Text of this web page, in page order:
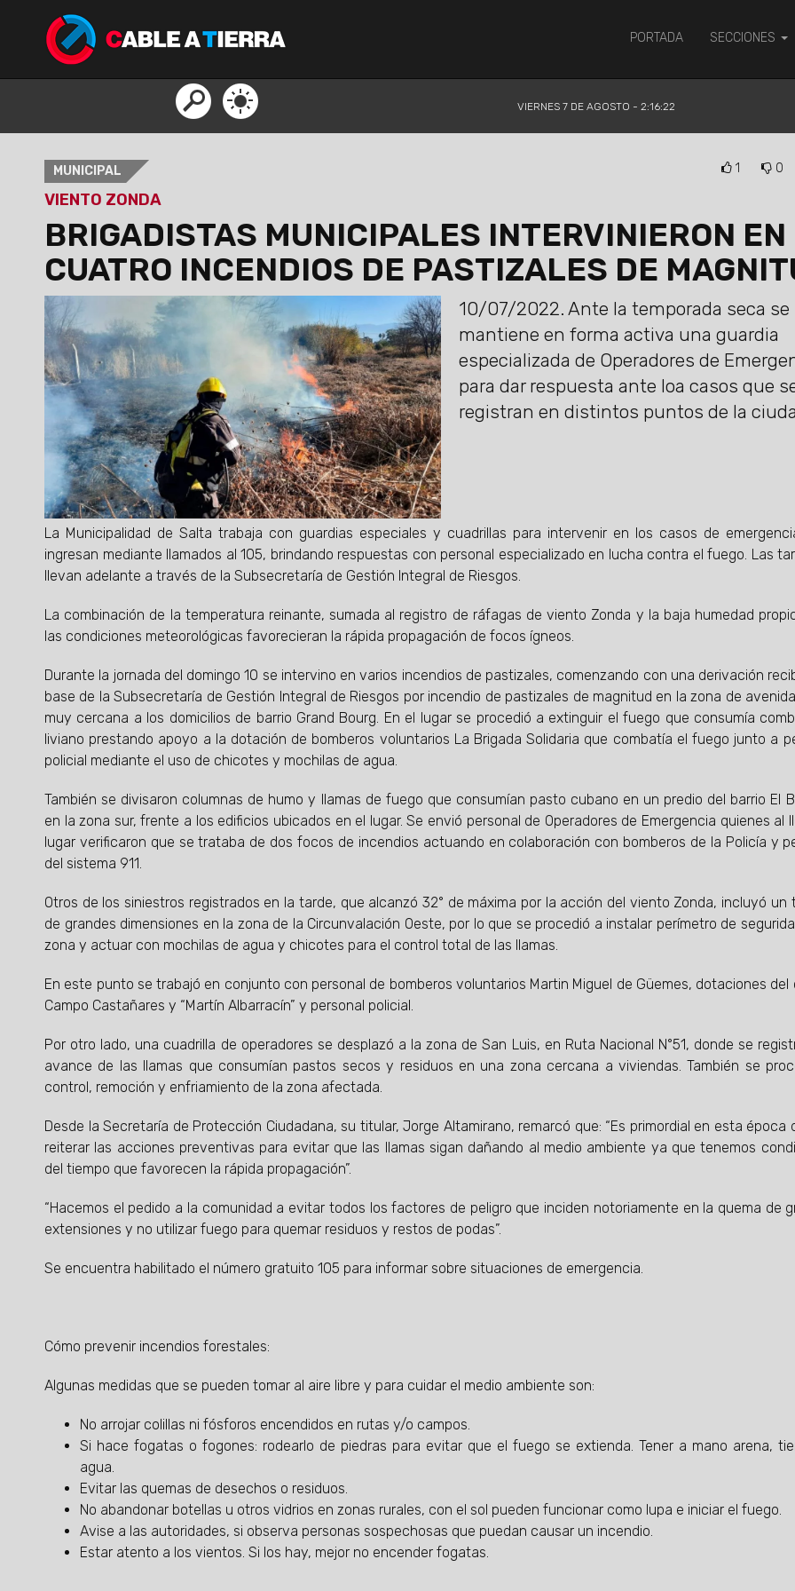
PORTADA SECCIONES
VIERNES 7 DE AGOSTO - 2:16:22
MUNICIPAL 1 0
VIENTO ZONDA
BRIGADISTAS MUNICIPALES INTERVINIERON EN
CUATRO INCENDIOS DE PASTIZALES DE
10/07/2022. Ante la temporada seca se
mantiene en forma activa una guardia
especializada de Operadores de
para dar respuesta ante loa casos que
registran en distintos puntos de la
La Municipalidad de Salta trabaja con guardias especiales y cuadrillas para intervenir en los casos de
ingresan mediante llamados al 105, brindando respuestas con personal especializado en lucha contra el fuego. Las
llevan adelante a través de la Subsecretaría de Gestión Integral de Riesgos.
La combinación de la temperatura reinante, sumada al registro de ráfagas de viento Zonda y la baja humedad
las condiciones meteorológicas favorecieran la rápida propagación de focos ígneos.
Durante la jornada del domingo 10 se intervino en varios incendios de pastizales, comenzando con una derivación
base de la Subsecretaría de Gestión Integral de Riesgos por incendio de pastizales de magnitud en la zona de
muy cercana a los domicilios de barrio Grand Bourg. En el lugar se procedió a extinguir el fuego que consumía
liviano prestando apoyo a la dotación de bomberos voluntarios La Brigada Solidaria que combatía el fuego junto a
policial mediante el uso de chicotes y mochilas de agua.
También se divisaron columnas de humo y llamas de fuego que consumían pasto cubano en un predio del barrio El
en la zona sur, frente a los edificios ubicados en el lugar. Se envió personal de Operadores de Emergencia quienes al
lugar verificaron que se trataba de dos focos de incendios actuando en colaboración con bomberos de la Policía y
del sistema 911.
Otros de los siniestros registrados en la tarde, que alcanzó 32° de máxima por la acción del viento Zonda, incluyó un
de grandes dimensiones en la zona de la Circunvalación Oeste, por lo que se procedió a instalar perímetro de
zona y actuar con mochilas de agua y chicotes para el control total de las llamas.
En este punto se trabajó en conjunto con personal de bomberos voluntarios Martin Miguel de Güemes, dotaciones del
Campo Castañares y “Martín Albarracín” y personal policial.
Por otro lado, una cuadrilla de operadores se desplazó a la zona de San Luis, en Ruta Nacional N°51, donde se
avance de las llamas que consumían pastos secos y residuos en una zona cercana a viviendas. También se
control, remoción y enfriamiento de la zona afectada.
Desde la Secretaría de Protección Ciudadana, su titular, Jorge Altamirano, remarcó que: “Es primordial en esta época
reiterar las acciones preventivas para evitar que las llamas sigan dañando al medio ambiente ya que tenemos
del tiempo que favorecen la rápida propagación”.
“Hacemos el pedido a la comunidad a evitar todos los factores de peligro que inciden notoriamente en la quema de
extensiones y no utilizar fuego para quemar residuos y restos de podas”.
Se encuentra habilitado el número gratuito 105 para informar sobre situaciones de emergencia.
Cómo prevenir incendios forestales:
Algunas medidas que se pueden tomar al aire libre y para cuidar el medio ambiente son:
No arrojar colillas ni fósforos encendidos en rutas y/o campos.
Si hace fogatas o fogones: rodearlo de piedras para evitar que el fuego se extienda. Tener a mano arena,
agua.
Evitar las quemas de desechos o residuos.
No abandonar botellas u otros vidrios en zonas rurales, con el sol pueden funcionar como lupa e iniciar el fuego.
Avise a las autoridades, si observa personas sospechosas que puedan causar un incendio.
Estar atento a los vientos. Si los hay, mejor no encender fogatas.